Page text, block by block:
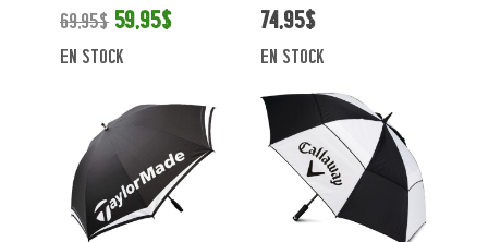
69,95$ 59,95$
en stock
74,95$
en stock